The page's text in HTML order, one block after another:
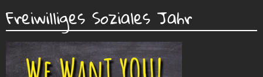
Freiwilliges Soziales Jahr